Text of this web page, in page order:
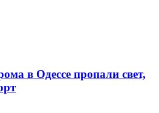
в Одессе пропали свет,